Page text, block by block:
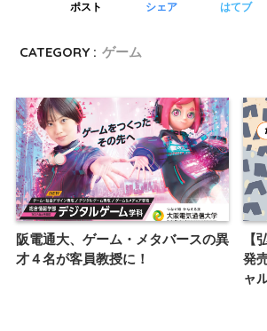
ポスト シェア はてブ
CATEGORY : ゲーム
阪電通大、ゲーム・メタバースの異
才４名が客員教授に！
【
発
ャ